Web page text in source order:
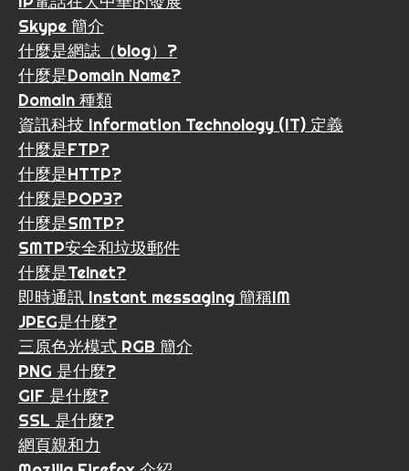
Skype 簡介
什麼是網誌（blog）?
什麼是Domain Name?
Domain 種類
資訊科技 Information Technology (IT) 定義
什麼是FTP?
什麼是HTTP?
什麼是POP3?
什麼是SMTP?
SMTP安全和垃圾郵件
什麼是Telnet?
即時通訊 Instant messaging 簡稱IM
JPEG是什麼?
三原色光模式 RGB 簡介
PNG 是什麼?
GIF 是什麼?
SSL 是什麼?
網頁親和力